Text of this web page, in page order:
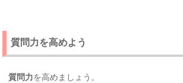
質問力を高めよう
質問力を高めましょう。